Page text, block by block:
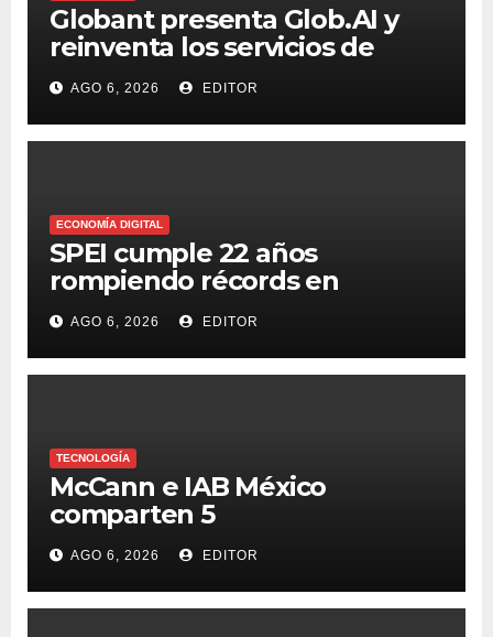
Globant presenta Glob.AI y
reinventa los servicios de
tecnología para la era de la IA
AGO 6, 2026 EDITOR
ECONOMÍA DIGITAL
SPEI cumple 22 años
rompiendo récords en
transferencias y adopción
AGO 6, 2026 EDITOR
TECNOLOGÍA
McCann e IAB México
comparten 5
macrotendencias en la
industria del marketing y la
publicidad
AGO 6, 2026 EDITOR